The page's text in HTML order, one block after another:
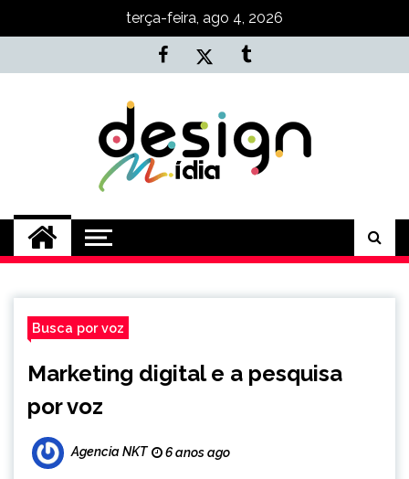
terça-feira, ago 4, 2026
Agência NKT
Conteúdo de Marketing, SEO e
Busca por voz
Marketing digital e a pesquisa
por voz
Agencia NKT 6 anos ago